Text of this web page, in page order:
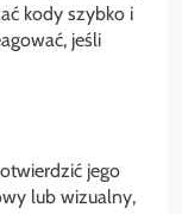
kody szybko i
jeśli
jego
lub wizualny,